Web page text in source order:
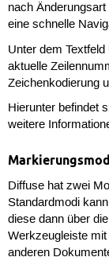
nach
eine schnelle
Unter dem
aktuelle
Zeichenkodierung
Hierunter befindet
weitere
Diffuse hat zwei
Standardmodi
diese dann über
Werkzeugleiste
anderen